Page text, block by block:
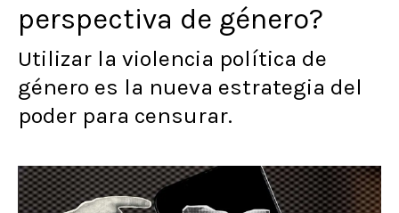
perspectiva de género?
Utilizar la violencia política de
género es la nueva estrategia del
poder para censurar.